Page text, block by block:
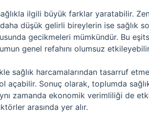
ilgili büyük farklar yaratabilir.
düşük gelirli bireylerin ise sağlık
gecikmeleri mümkündür. Bu
genel refahını olumsuz
sağlık harcamalarından tasarruf
açabilir. Sonuç olarak, toplumda
zamanda ekonomik verimliliği de
arasında yer alır.